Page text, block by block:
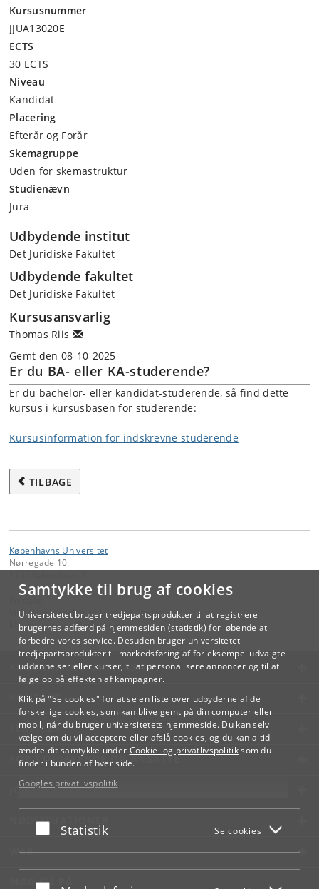
Samtykke til brug af cookies
Universitetet bruger tredjepartsprodukter til at registrere
brugernes adfærd på hjemmesiden (statistik) for løbende at
forbedre vores service. Desuden bruger universitetet
tredjepartsprodukter til markedsføring af for eksempel udvalgte
uddannelser eller kurser, til at personalisere annoncer og til at
følge op på effekten af kampagner.
Klik på "Se cookies" for at se en liste over udbyderne af de
forskellige cookies, som kan blive gemt på din computer eller
mobil, når du bruger universitetets hjemmeside. Du kan selv
vælge om du vil acceptere eller afslå cookies, og du kan altid
ændre dit samtykke under Cookie- og privatlivspolitiksom du
finder i bunden af hver side.
Googles privatlivspolitik
Acceptér eller afslå
Statistik Se cookies
Kursusnummer
JJUA13020E
ECTS
30 ECTS
Niveau
Kandidat
Placering
Efterår og Forår
Skemagruppe
Uden for skemastruktur
Studienævn
Jura
Udbydende institut
Det Juridiske Fakultet
Udbydende fakultet
Det Juridiske Fakultet
Kursusansvarlig
Thomas Riis
Gemt den 08-10-2025
Er du BA- eller KA-studerende?
Er du bachelor- eller kandidat-studerende, så find dette
kursus i kursusbasen for studerende:
Kursusinformation for indskrevne studerende
TILBAGE
Københavns Universitet
Nørregade 10
Videreuddannelse og Livslang Læring
lifelonglearning@adm.ku.dk
KØBENHAVNS UNIVERSITET
KONTAKT
SERVICES
FOR STUDERENDE OG ANSATTE
JOB OG KARRIERE
NØDSITUATIONER
WEB
MØD KU PÅ